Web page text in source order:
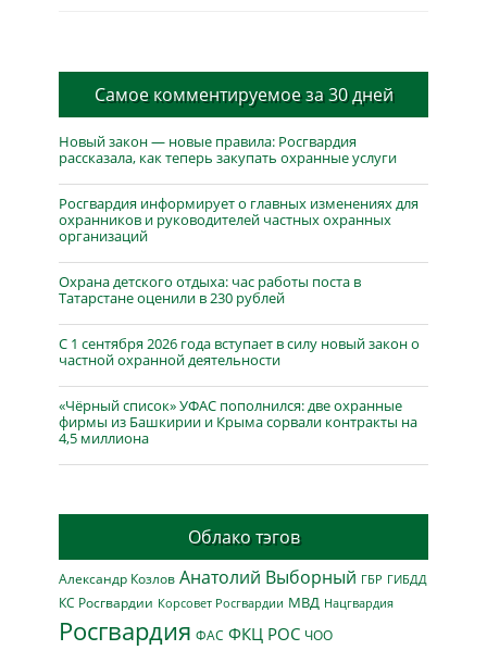
Самое комментируемое за 30 дней
Новый закон — новые правила: Росгвардия
рассказала, как теперь закупать охранные услуги
Росгвардия информирует о главных изменениях для
охранников и руководителей частных охранных
организаций
Охрана детского отдыха: час работы поста в
Татарстане оценили в 230 рублей
С 1 сентября 2026 года вступает в силу новый закон о
частной охранной деятельности
«Чёрный список» УФАС пополнился: две охранные
фирмы из Башкирии и Крыма сорвали контракты на
4,5 миллиона
Облако тэгов
Александр Козлов Анатолий Выборный ГБР ГИБДД
КС Росгвардии Корсовет Росгвардии МВД Нацгвардия
Росгвардия ФАС ФКЦ РОС ЧОО